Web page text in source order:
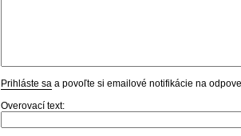
Prihláste sa a povoľte si emailové notifikácie na
Overovací text: